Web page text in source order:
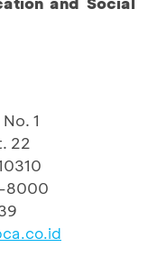
1
22
8000